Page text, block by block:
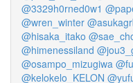
@3329h0rned0w1
@wren_winter
@hisaka_itako
@himenessiland
@osampo_mizugiwa
@kelokelo_KELON